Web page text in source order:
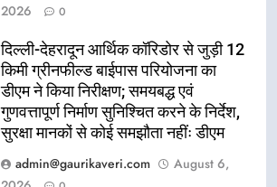
2026
0
दिल्ली-देहरादून आर्थिक कॉरिडोर से जुड़ी 12
किमी ग्रीनफील्ड बाईपास परियोजना का
डीएम ने किया निरीक्षण; समयबद्ध एवं
गुणवत्तापूर्ण निर्माण सुनिश्चित करने के निर्देश,
सुरक्षा मानकों से कोई समझौता नहींः डीएम
admin@gaurikaveri.com
August 6,